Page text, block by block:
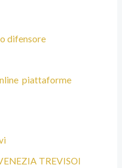
difensore
piattaforme
TREVISOI